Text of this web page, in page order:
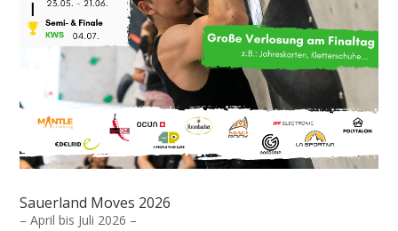
Sauerland Moves 2026
– April bis Juli 2026 –